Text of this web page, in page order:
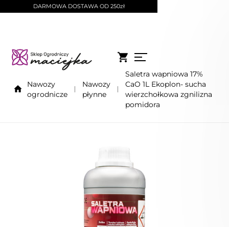
DARMOWA DOSTAWA OD 250zł
Nawozy
ogrodnicze
Nawozy
płynne
Saletra wapniowa 17%
CaO 1L Ekoplon- sucha
wierzchołkowa zgnilizna
pomidora